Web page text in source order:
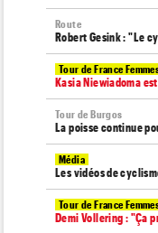
Route
Robert Gesink : "Le
Tour de France
Kasia Niewiadoma
Tour de Burgos
La poisse continue
Média
Les vidéos de
Tour de France
Demi Vollering : "Ça